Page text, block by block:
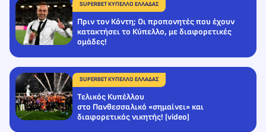
SUPERBET ΚΥΠΕΛΛΟ ΕΛΛΑΔΑΣ
Πριν τον Κόντη; Οι προπονητές που έχουν
κατακτήσει το Κύπελλο, με διαφορετικές
ομάδες!
SUPERBET ΚΥΠΕΛΛΟ ΕΛΛΑΔΑΣ
Τελικός Κυπέλλου
στο Πανθεσσαλικό «σημαίνει» και
διαφορετικός νικητής! (video)